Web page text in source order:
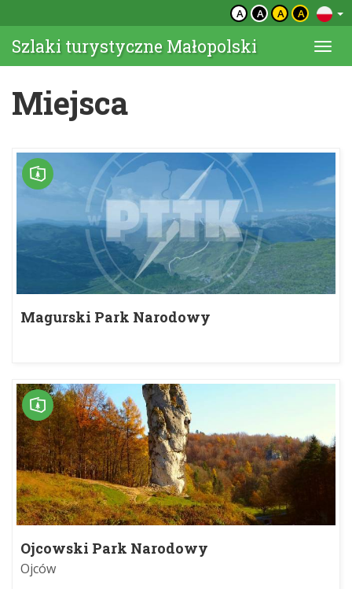
A A A A
Szlaki turystyczne Małopolski
Miejsca
Magurski Park Narodowy
Ojcowski Park Narodowy
Ojców